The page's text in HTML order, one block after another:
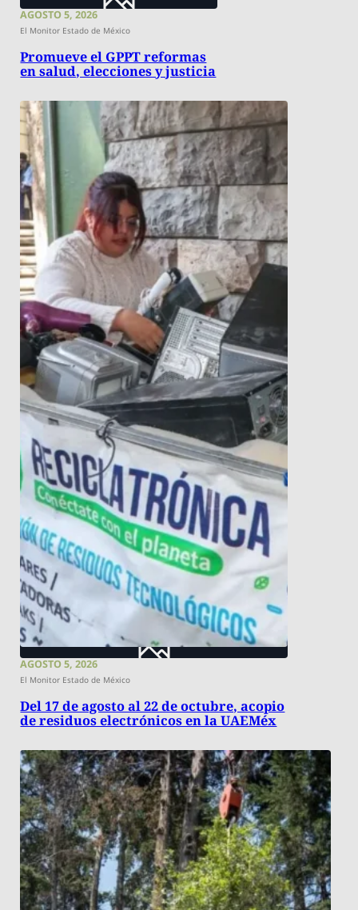
AGOSTO 5, 2026
El Monitor Estado de México
Promueve el GPPT reformas
en salud, elecciones y justicia
AGOSTO 5, 2026
El Monitor Estado de México
Del 17 de agosto al 22 de octubre, acopio
de residuos electrónicos en la UAEMéx